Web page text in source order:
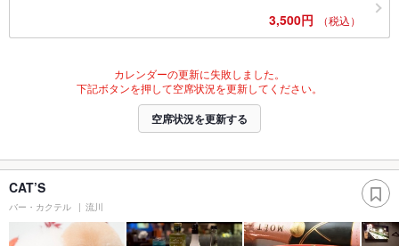
3,500円 （税込）
カレンダーの更新に失敗しました。
下記ボタンを押して空席状況を更新してください。
空席状況を更新する
CAT’S
バー・カクテル 流川